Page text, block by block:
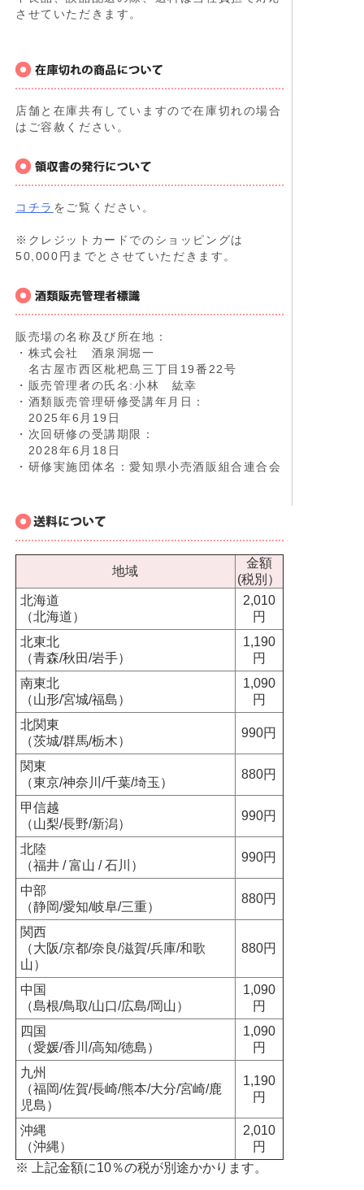
させていただきます。
店舗と在庫共有していますので在庫切れの場合
はご容赦ください。
コチラ をご覧ください。
※クレジットカードでのショッピングは
50,000円までとさせていただきます。
販売場の名称及び所在地：
・株式会社 酒泉洞堀一
名古屋市西区枇杷島三丁目19番22号
・販売管理者の氏名:小林 紘幸
・酒類販売管理研修受講年月日：
2025年6月19日
・次回研修の受講期限：
2028年6月18日
・研修実施団体名：愛知県小売酒販組合連合会
地域
金額
(税別）
北海道
（北海道）
2,010
円
北東北
（青森/秋田/岩手）
1,190
円
南東北
（山形/宮城/福島）
1,090
円
北関東
（茨城/群馬/栃木）
990円
関東
（東京/神奈川/千葉/埼玉）
880円
甲信越
（山梨/長野/新潟）
990円
北陸
（福井 / 富山 / 石川）
990円
中部
（静岡/愛知/岐阜/三重）
880円
関西
（大阪/京都/奈良/滋賀/兵庫/和歌
山）
880円
中国
（島根/鳥取/山口/広島/岡山）
1,090
円
四国
（愛媛/香川/高知/徳島）
1,090
円
九州
（福岡/佐賀/長崎/熊本/大分/宮崎/鹿
児島）
1,190
円
沖縄
（沖縄）
2,010
円
※ 上記金額に10％の税が別途かかります。